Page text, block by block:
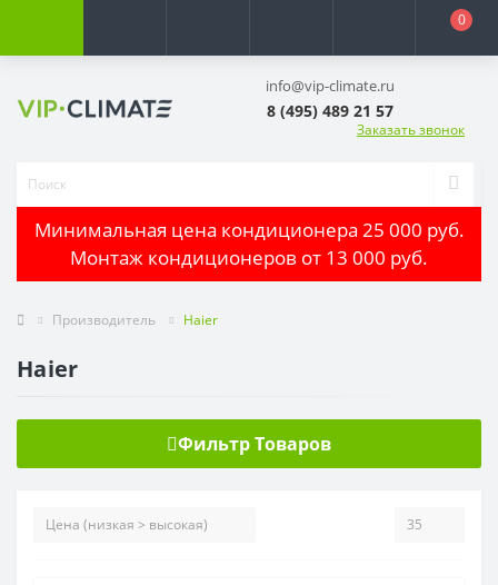
0
info@vip-climate.ru
8 (495) 489 21 57
Заказать звонок
Минимальная цена кондиционера 25 000 руб.
Монтаж кондиционеров от 13 000 руб.
Производитель Haier
Haier
Фильтр Товаров